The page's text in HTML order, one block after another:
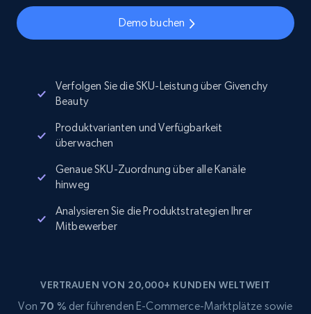
Demo buchen
Verfolgen Sie die SKU-Leistung über Givenchy
Beauty
Produktvarianten und Verfügbarkeit
überwachen
Genaue SKU-Zuordnung über alle Kanäle
hinweg
Analysieren Sie die Produktstrategien Ihrer
Mitbewerber
VERTRAUEN VON 20,000+ KUNDEN WELTWEIT
Von 70 % der führenden E-Commerce-Marktplätze sowie